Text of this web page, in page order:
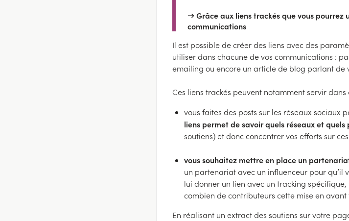
→ Grâce aux liens trackés que vous pourrez
communications
Il est possible de créer des liens avec des
utiliser dans chacune de vos communications :
emailing ou encore un article de blog parlant de
Ces liens trackés peuvent notamment servir dans
vous faites des posts sur les réseaux sociaux
liens permet de savoir quels réseaux et
soutiens) et donc concentrer vos efforts sur
vous souhaitez mettre en place un
un partenariat avec un influenceur pour qu’il
lui donner un lien avec un tracking
combien de contributeurs cette mise en
En réalisant un extract des soutiens sur votre